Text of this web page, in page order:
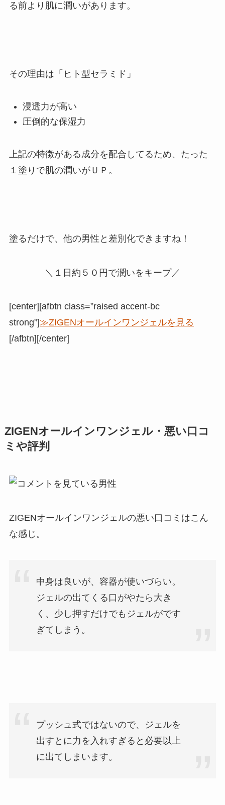
る前より肌に潤いがあります。
その理由は「ヒト型セラミド」
浸透力が高い
圧倒的な保湿力
上記の特徴がある成分を配合してるため、 たった
１塗りで肌の潤いがＵＰ。
塗るだけで、他の男性と差別化できますね！
＼１日約５０円で潤いをキープ／
[center][afbtn class=”raised accent-bc
strong”]≫ZIGENオールインワンジェルを見る
[/afbtn][/center]
ZIGENオールインワンジェル・悪い口コ
ミや評判
ZIGENオールインワンジェルの悪い口コミはこん
な感じ。
中身は良いが、容器が使いづらい。
ジェルの出てくる口がやたら大き
く、少し押すだけでもジェルがです
ぎてしまう。
プッシュ式ではないので、ジェルを
出すとに力を入れすぎると必要以上
に出てしまいます。